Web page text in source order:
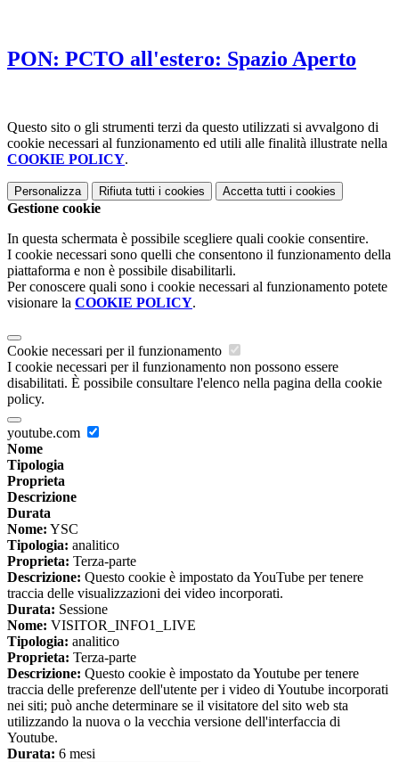
PON: PCTO all'estero: Spazio Aperto
Questo sito o gli strumenti terzi da questo utilizzati si avvalgono di
cookie necessari al funzionamento ed utili alle finalità illustrate nella
COOKIE POLICY.
Personalizza Rifiuta tutti i cookies Accetta tutti i cookies
Gestione cookie
In questa schermata è possibile scegliere quali cookie consentire.
I cookie necessari sono quelli che consentono il funzionamento della
piattaforma e non è possibile disabilitarli.
Per conoscere quali sono i cookie necessari al funzionamento potete
visionare la COOKIE POLICY.
Cookie necessari per il funzionamento
I cookie necessari per il funzionamento non possono essere
disabilitati. È possibile consultare l'elenco nella pagina della cookie
policy.
youtube.com
Nome
Tipologia
Proprieta
Descrizione
Durata
Nome: YSC
Tipologia: analitico
Proprieta: Terza-parte
Descrizione: Questo cookie è impostato da YouTube per tenere
traccia delle visualizzazioni dei video incorporati.
Durata: Sessione
Nome: VISITOR_INFO1_LIVE
Tipologia: analitico
Proprieta: Terza-parte
Descrizione: Questo cookie è impostato da Youtube per tenere
traccia delle preferenze dell'utente per i video di Youtube incorporati
nei siti; può anche determinare se il visitatore del sito web sta
utilizzando la nuova o la vecchia versione dell'interfaccia di
Youtube.
Durata: 6 mesi